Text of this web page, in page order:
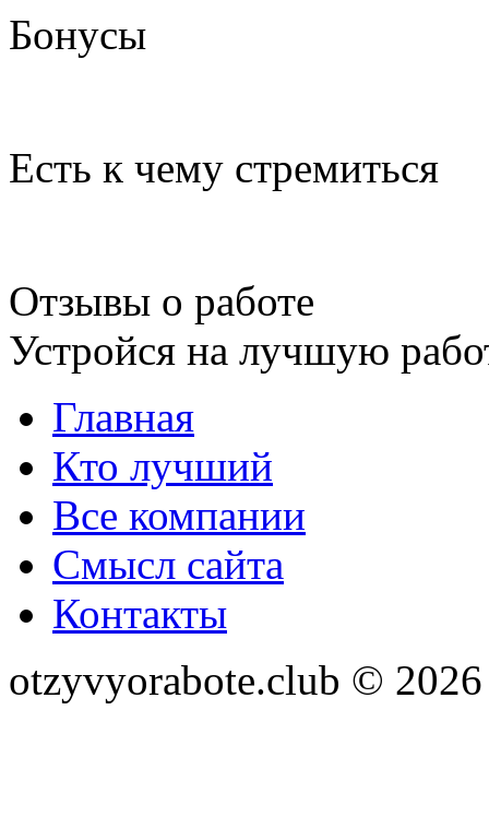
Бонусы
Есть к чему стремиться
Отзывы о работе
Устройся на лучшую
Главная
Кто лучший
Все компании
Смысл сайта
Контакты
otzyvyorabote.club © 2026